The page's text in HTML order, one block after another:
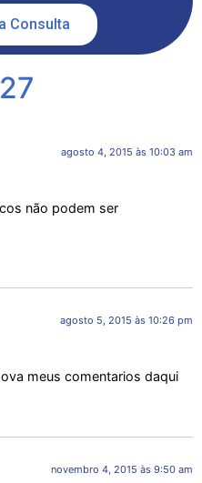
Consulta
agosto 4, 2015 às 10:03 am
não podem ser
agosto 5, 2015 às 10:26 pm
meus comentarios daqui
novembro 4, 2015 às 9:50 am